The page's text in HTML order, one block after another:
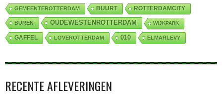
GEMEENTEROTTERDAM BUURT ROTTERDAMCITY
BUREN OUDEWESTENROTTERDAM WIJKPARK
GAFFEL LOVEROTTERDAM 010 ELMARLEVY
RECENTE AFLEVERINGEN